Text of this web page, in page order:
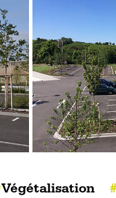
Végétalisation